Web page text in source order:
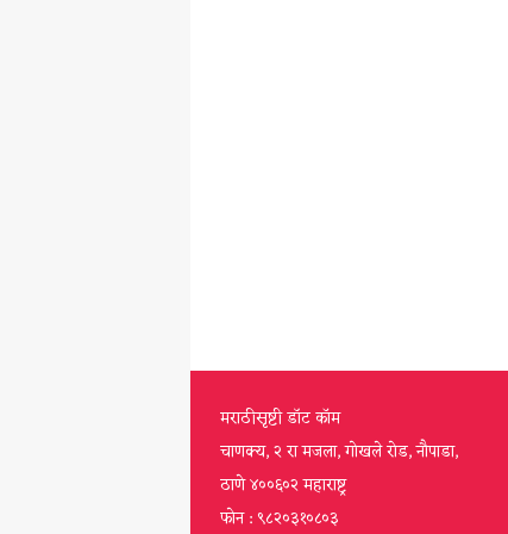
मराठीसृष्टी डॉट कॉम
चाणक्य, २ रा मजला, गोखले रोड, नौपाडा,
ठाणे ४००६०२ महाराष्ट्र
फोन : ९८२०३१०८०३